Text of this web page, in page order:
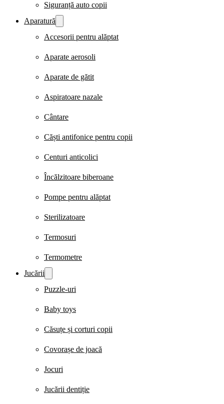
Siguranță auto copii
Aparatură
Accesorii pentru alăptat
Aparate aerosoli
Aparate de gătit
Aspiratoare nazale
Cântare
Căști antifonice pentru copii
Centuri anticolici
Încălzitoare biberoane
Pompe pentru alăptat
Sterilizatoare
Termosuri
Termometre
Jucării
Puzzle-uri
Baby toys
Căsuțe și corturi copii
Covorașe de joacă
Jocuri
Jucării dentiție